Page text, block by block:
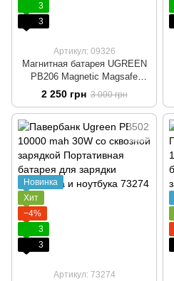
3
3
Артикул: 09326
Магнитная батарея UGREEN
PB206 Magnetic Magsafe
Powerbank 10 000mAh 20W
USB-C с складной подставкой
Беспроводной портативный
павербанк
2 250 грн 3 000 грн
Новинка
Хит
−4%
3
3
Артикул: 73274